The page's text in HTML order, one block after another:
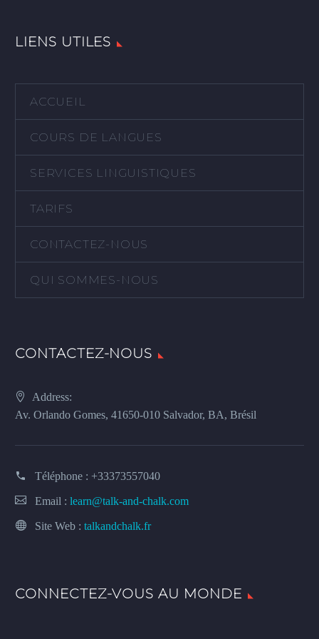
LIENS UTILES
ACCUEIL
COURS DE LANGUES
SERVICES LINGUISTIQUES
TARIFS
CONTACTEZ-NOUS
QUI SOMMES-NOUS
CONTACTEZ-NOUS
Address:
Av. Orlando Gomes, 41650-010 Salvador, BA, Brésil
Téléphone : +33373557040
Email : learn@talk-and-chalk.com
Site Web : talkandchalk.fr
CONNECTEZ-VOUS AU MONDE